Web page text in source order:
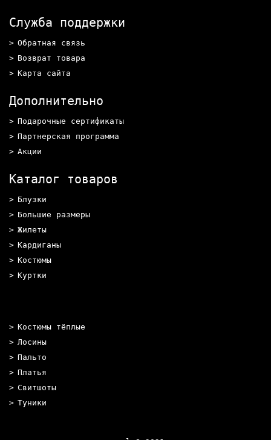
Служба поддержки
Обратная связь
Возврат товара
Карта сайта
Дополнительно
Подарочные сертификаты
Партнерская программа
Акции
Каталог товаров
Блузки
Большие размеры
Жилеты
Кардиганы
Костюмы
Куртки
Костюмы тёплые
Лосины
Пальто
Платья
Свитшоты
Туники